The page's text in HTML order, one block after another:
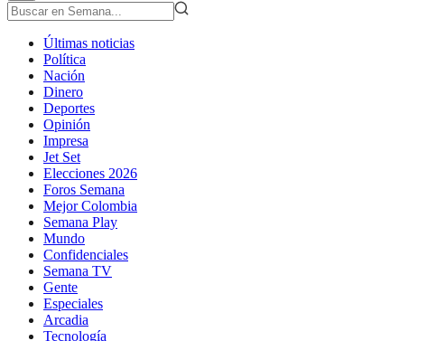
Últimas noticias
Política
Nación
Dinero
Deportes
Opinión
Impresa
Jet Set
Elecciones 2026
Foros Semana
Mejor Colombia
Semana Play
Mundo
Confidenciales
Semana TV
Gente
Especiales
Arcadia
Tecnología